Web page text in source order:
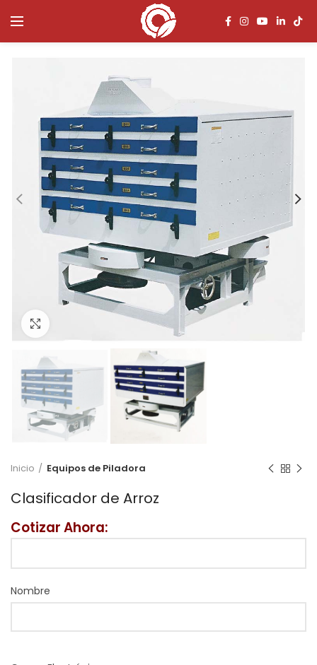
Inicio Equipos de Piladora
Clasificador de Arroz
Cotizar Ahora:
Nombre